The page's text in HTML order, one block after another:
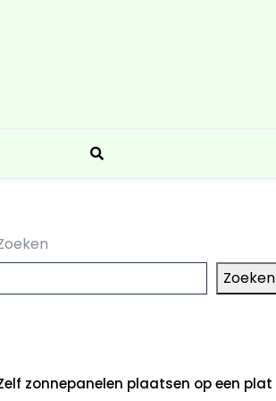
Zoeken
zonnepanelen plaatsen op een plat